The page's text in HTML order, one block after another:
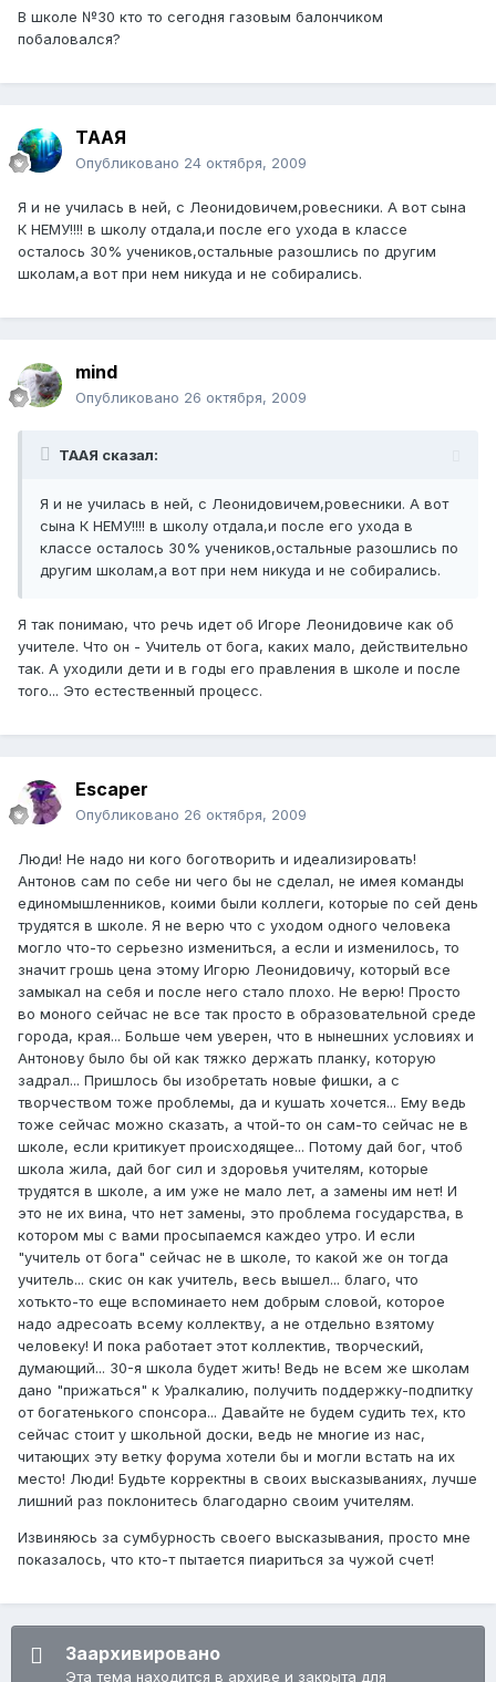
В школе №30 кто то сегодня газовым балончиком
побаловался?
ТААЯ
Опубликовано 24 октября, 2009
Я и не училась в ней, с Леонидовичем,ровесники. А вот сына
К НЕМУ!!!! в школу отдала,и после его ухода в классе
осталось 30% учеников,остальные разошлись по другим
школам,а вот при нем никуда и не собирались.
mind
Опубликовано 26 октября, 2009
ТААЯ сказал:
Я и не училась в ней, с Леонидовичем,ровесники. А вот
сына К НЕМУ!!!! в школу отдала,и после его ухода в
классе осталось 30% учеников,остальные разошлись по
другим школам,а вот при нем никуда и не собирались.
Я так понимаю, что речь идет об Игоре Леонидовиче как об
учителе. Что он - Учитель от бога, каких мало, действительно
так. А уходили дети и в годы его правления в школе и после
того... Это естественный процесс.
Escaper
Опубликовано 26 октября, 2009
Люди! Не надо ни кого боготворить и идеализировать!
Антонов сам по себе ни чего бы не сделал, не имея команды
единомышленников, коими были коллеги, которые по сей день
трудятся в школе. Я не верю что с уходом одного человека
могло что-то серьезно измениться, а если и изменилось, то
значит грошь цена этому Игорю Леонидовичу, который все
замыкал на себя и после него стало плохо. Не верю! Просто
во моного сейчас не все так просто в образовательной среде
города, края... Больше чем уверен, что в нынешних условиях и
Антонову было бы ой как тяжко держать планку, которую
задрал... Пришлось бы изобретать новые фишки, а с
творчеством тоже проблемы, да и кушать хочется... Ему ведь
тоже сейчас можно сказать, а чтой-то он сам-то сейчас не в
школе, если критикует происходящее... Потому дай бог, чтоб
школа жила, дай бог сил и здоровья учителям, которые
трудятся в школе, а им уже не мало лет, а замены им нет! И
это не их вина, что нет замены, это проблема государства, в
котором мы с вами просыпаемся каждео утро. И если
"учитель от бога" сейчас не в школе, то какой же он тогда
учитель... скис он как учитель, весь вышел... благо, что
хотькто-то еще вспоминаето нем добрым словой, которое
надо адресоать всему коллектву, а не отдельно взятому
человеку! И пока работает этот коллектив, творческий,
думающий... 30-я школа будет жить! Ведь не всем же школам
дано "прижаться" к Уралкалию, получить поддержку-подпитку
от богатенького спонсора... Давайте не будем судить тех, кто
сейчас стоит у школьной доски, ведь не многие из нас,
читающих эту ветку форума хотели бы и могли встать на их
место! Люди! Будьте корректны в своих высказываниях, лучше
лишний раз поклонитесь благодарно своим учителям.
Извиняюсь за сумбурность своего высказывания, просто мне
показалось, что кто-т пытается пиариться за чужой счет!
Заархивировано
Эта тема находится в архиве и закрыта для